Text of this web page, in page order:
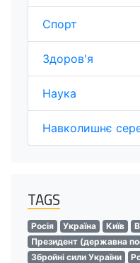
Спорт
Здоров'я
Наука
Навколишнє
TAGS
Росія Україна Київ
Президент (державна
Збройні сили України